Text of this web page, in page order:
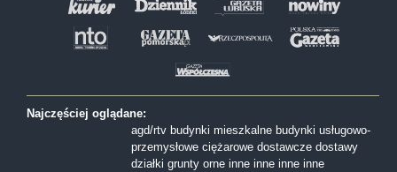
Najczęściej oglądane:
agd/rtv budynki mieszkalne budynki usługowo-
przemysłowe ciężarowe dostawcze dostawy
działki grunty orne inne inne inne inne